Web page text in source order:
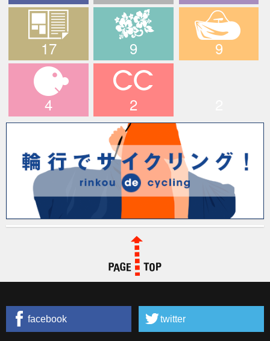
The PEAKS ブログ デスライド
メディア情報
17
ハワイツアー
9 9
マイキャラ
4
CCライド
2
longridefan.com
PAGE TOP
facebook twitter